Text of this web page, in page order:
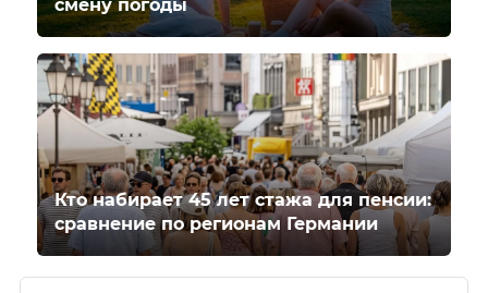
смену погоды
Кто набирает 45 лет стажа для пенсии:
сравнение по регионам Германии